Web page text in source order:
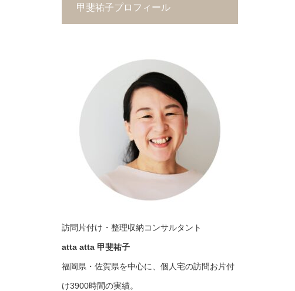
甲斐祐子プロフィール
訪問片付け・整理収納コンサルタント
atta atta 甲斐祐子
福岡県・佐賀県を中心に、個人宅の訪問お片付
け3900時間の実績。